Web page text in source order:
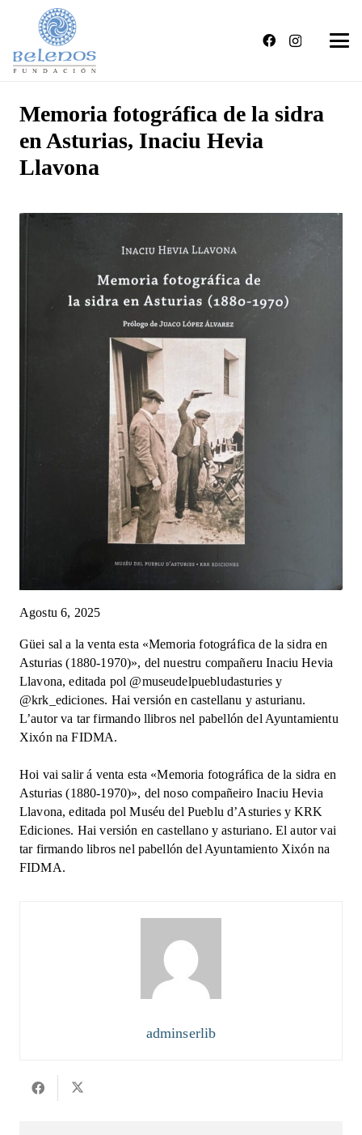
Memoria fotográfica de la sidra
en Asturias, Inaciu Hevia
Llavona
Agostu 6, 2025
Güei sal a la venta esta «Memoria fotográfica de la sidra en
Asturias (1880-1970)», del nuestru compañeru Inaciu Hevia
Llavona, editada pol @museudelpuebludasturies y
@krk_ediciones. Hai versión en castellanu y asturianu.
L’autor va tar firmando llibros nel pabellón del Ayuntamientu
Xixón na FIDMA.
Hoi vai salir á venta esta «Memoria fotográfica de la sidra en
Asturias (1880-1970)», del noso compañeiro Inaciu Hevia
Llavona, editada pol Muséu del Pueblu d’Asturies y KRK
Ediciones. Hai versión en castellano y asturiano. El autor vai
tar firmando libros nel pabellón del Ayuntamiento Xixón na
FIDMA.
adminserlib